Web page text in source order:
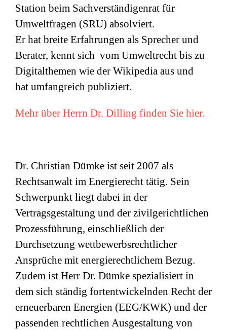
Station beim Sachverständigenrat für
Umweltfragen (SRU) absolviert.
Er hat breite Erfahrungen als Sprecher und
Berater, kennt sich vom Umweltrecht bis zu
Digitalthemen wie der Wikipedia aus und
hat umfangreich publiziert.
Mehr über Herrn Dr. Dilling finden Sie hier.
Dr. Christian Dümke ist seit 2007 als
Rechtsanwalt im Energierecht tätig. Sein
Schwerpunkt liegt dabei in der
Vertragsgestaltung und der zivilgerichtlichen
Prozessführung, einschließlich der
Durchsetzung wettbewerbsrechtlicher
Ansprüche mit energierechtlichem Bezug.
Zudem ist Herr Dr. Dümke spezialisiert in
dem sich ständig fortentwickelnden Recht der
erneuerbaren Energien (EEG/KWK) und der
passenden rechtlichen Ausgestaltung von